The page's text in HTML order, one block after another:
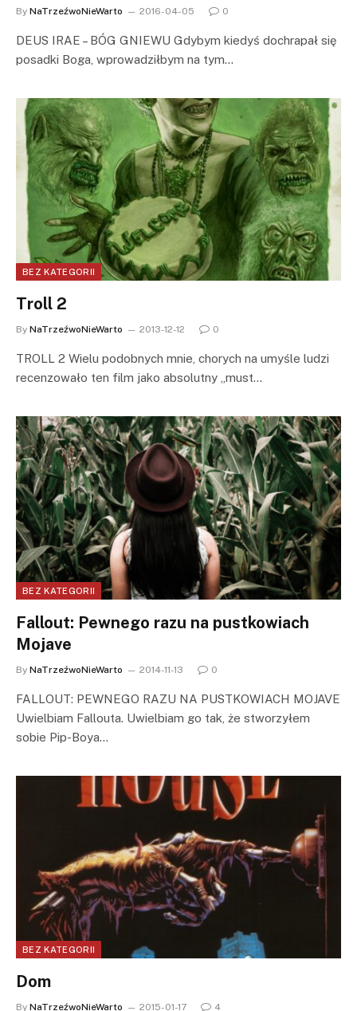
By NaTrzeźwoNieWarto 2016-04-05 0
DEUS IRAE – BÓG GNIEWU Gdybym kiedyś dochrapał się
posadki Boga, wprowadziłbym na tym…
BEZ KATEGORII
Troll 2
By NaTrzeźwoNieWarto 2013-12-12 0
TROLL 2 Wielu podobnych mnie, chorych na umyśle ludzi
recenzowało ten film jako absolutny „must…
BEZ KATEGORII
Fallout: Pewnego razu na pustkowiach
Mojave
By NaTrzeźwoNieWarto 2014-11-13 0
FALLOUT: PEWNEGO RAZU NA PUSTKOWIACH MOJAVE
Uwielbiam Fallouta. Uwielbiam go tak, że stworzyłem
sobie Pip-Boya…
BEZ KATEGORII
Dom
By NaTrzeźwoNieWarto 2015-01-17 4